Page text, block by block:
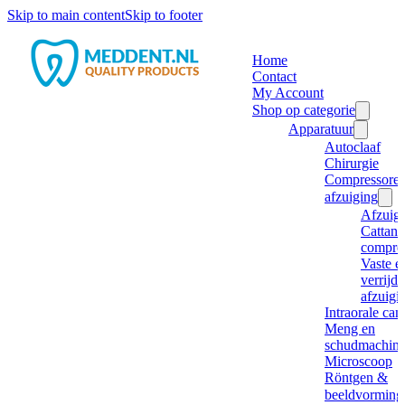
Skip to main contentSkip to footer
Home
Contact
My Account
Shop op categorie
Apparatuur
Autoclaaf
Chirurgie
afzuiging
Cattani
Vaste
Intraorale
Meng en
Microscoop
Röntgen &
beeldvorming